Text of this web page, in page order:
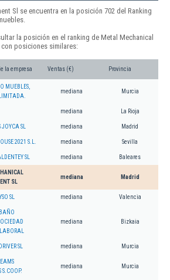
Sl se encuentra en la posición 702 del Ranking
la posición en el ranking de Metal Mechanical
con posiciones similares:
la empresa Ventas (€) Provincia
MUEBLES,
mediana Murcia
mediana La Rioja
SL mediana Madrid
2021 S.L. mediana Sevilla
SL mediana Baleares
SL
mediana Madrid
SL mediana Valencia
mediana Bizkaia
SL mediana Murcia
mediana Murcia